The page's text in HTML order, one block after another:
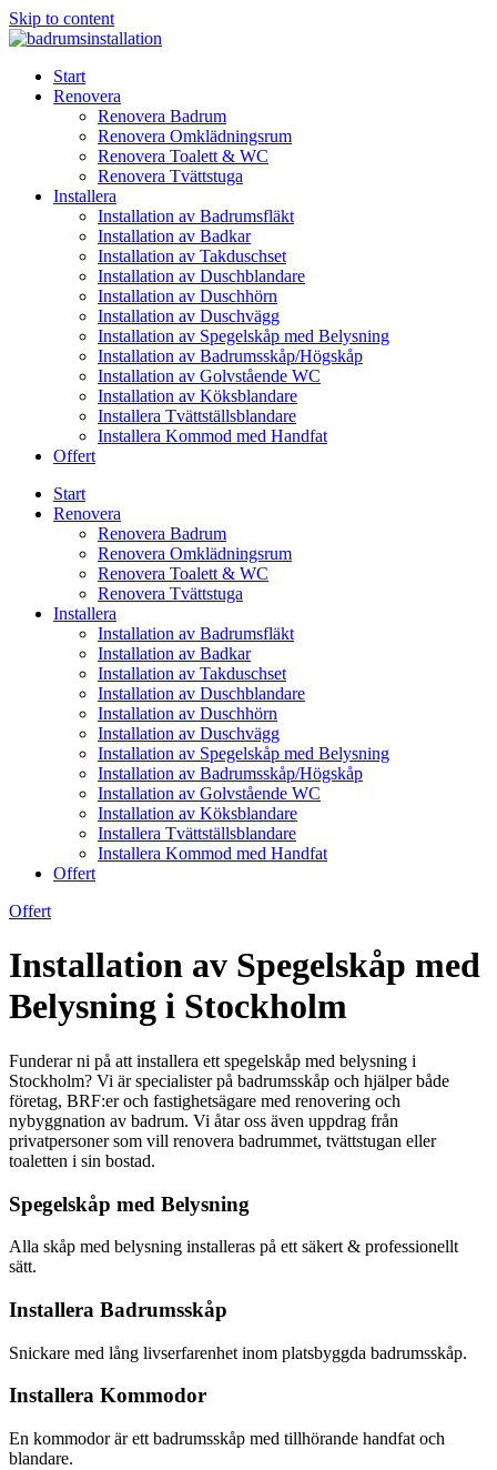
Skip to content
Start
Renovera
Renovera Badrum
Renovera Omklädningsrum
Renovera Toalett & WC
Renovera Tvättstuga
Installera
Installation av Badrumsfläkt
Installation av Badkar
Installation av Takduschset
Installation av Duschblandare
Installation av Duschhörn
Installation av Duschvägg
Installation av Spegelskåp med Belysning
Installation av Badrumsskåp/Högskåp
Installation av Golvstående WC
Installation av Köksblandare
Installera Tvättställsblandare
Installera Kommod med Handfat
Offert
Start
Renovera
Renovera Badrum
Renovera Omklädningsrum
Renovera Toalett & WC
Renovera Tvättstuga
Installera
Installation av Badrumsfläkt
Installation av Badkar
Installation av Takduschset
Installation av Duschblandare
Installation av Duschhörn
Installation av Duschvägg
Installation av Spegelskåp med Belysning
Installation av Badrumsskåp/Högskåp
Installation av Golvstående WC
Installation av Köksblandare
Installera Tvättställsblandare
Installera Kommod med Handfat
Offert
Offert
Installation av Spegelskåp med
Belysning i Stockholm
Funderar ni på att installera ett spegelskåp med belysning i
Stockholm? Vi är specialister på badrumsskåp och hjälper både
företag, BRF:er och fastighetsägare med renovering och
nybyggnation av badrum. Vi åtar oss även uppdrag från
privatpersoner som vill renovera badrummet, tvättstugan eller
toaletten i sin bostad.
Spegelskåp med Belysning
Alla skåp med belysning installeras på ett säkert & professionellt
sätt.
Installera Badrumsskåp
Snickare med lång livserfarenhet inom platsbyggda badrumsskåp.
Installera Kommodor
En kommodor är ett badrumsskåp med tillhörande handfat och
blandare.